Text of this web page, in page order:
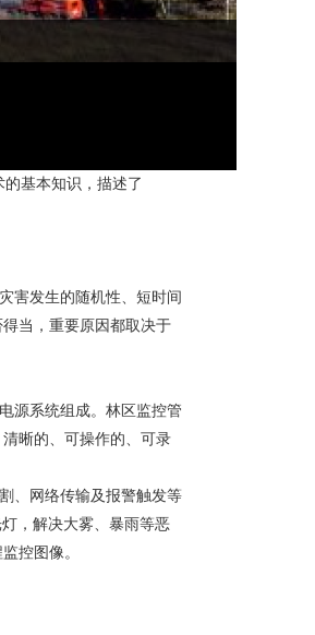
基本知识，描述了
害发生的随机性、短时间
当，重要原因都取决于
源系统组成。林区监控管
晰的、可操作的、可录
、网络传输及报警触发等
，解决大雾、暴雨等恶
控图像。